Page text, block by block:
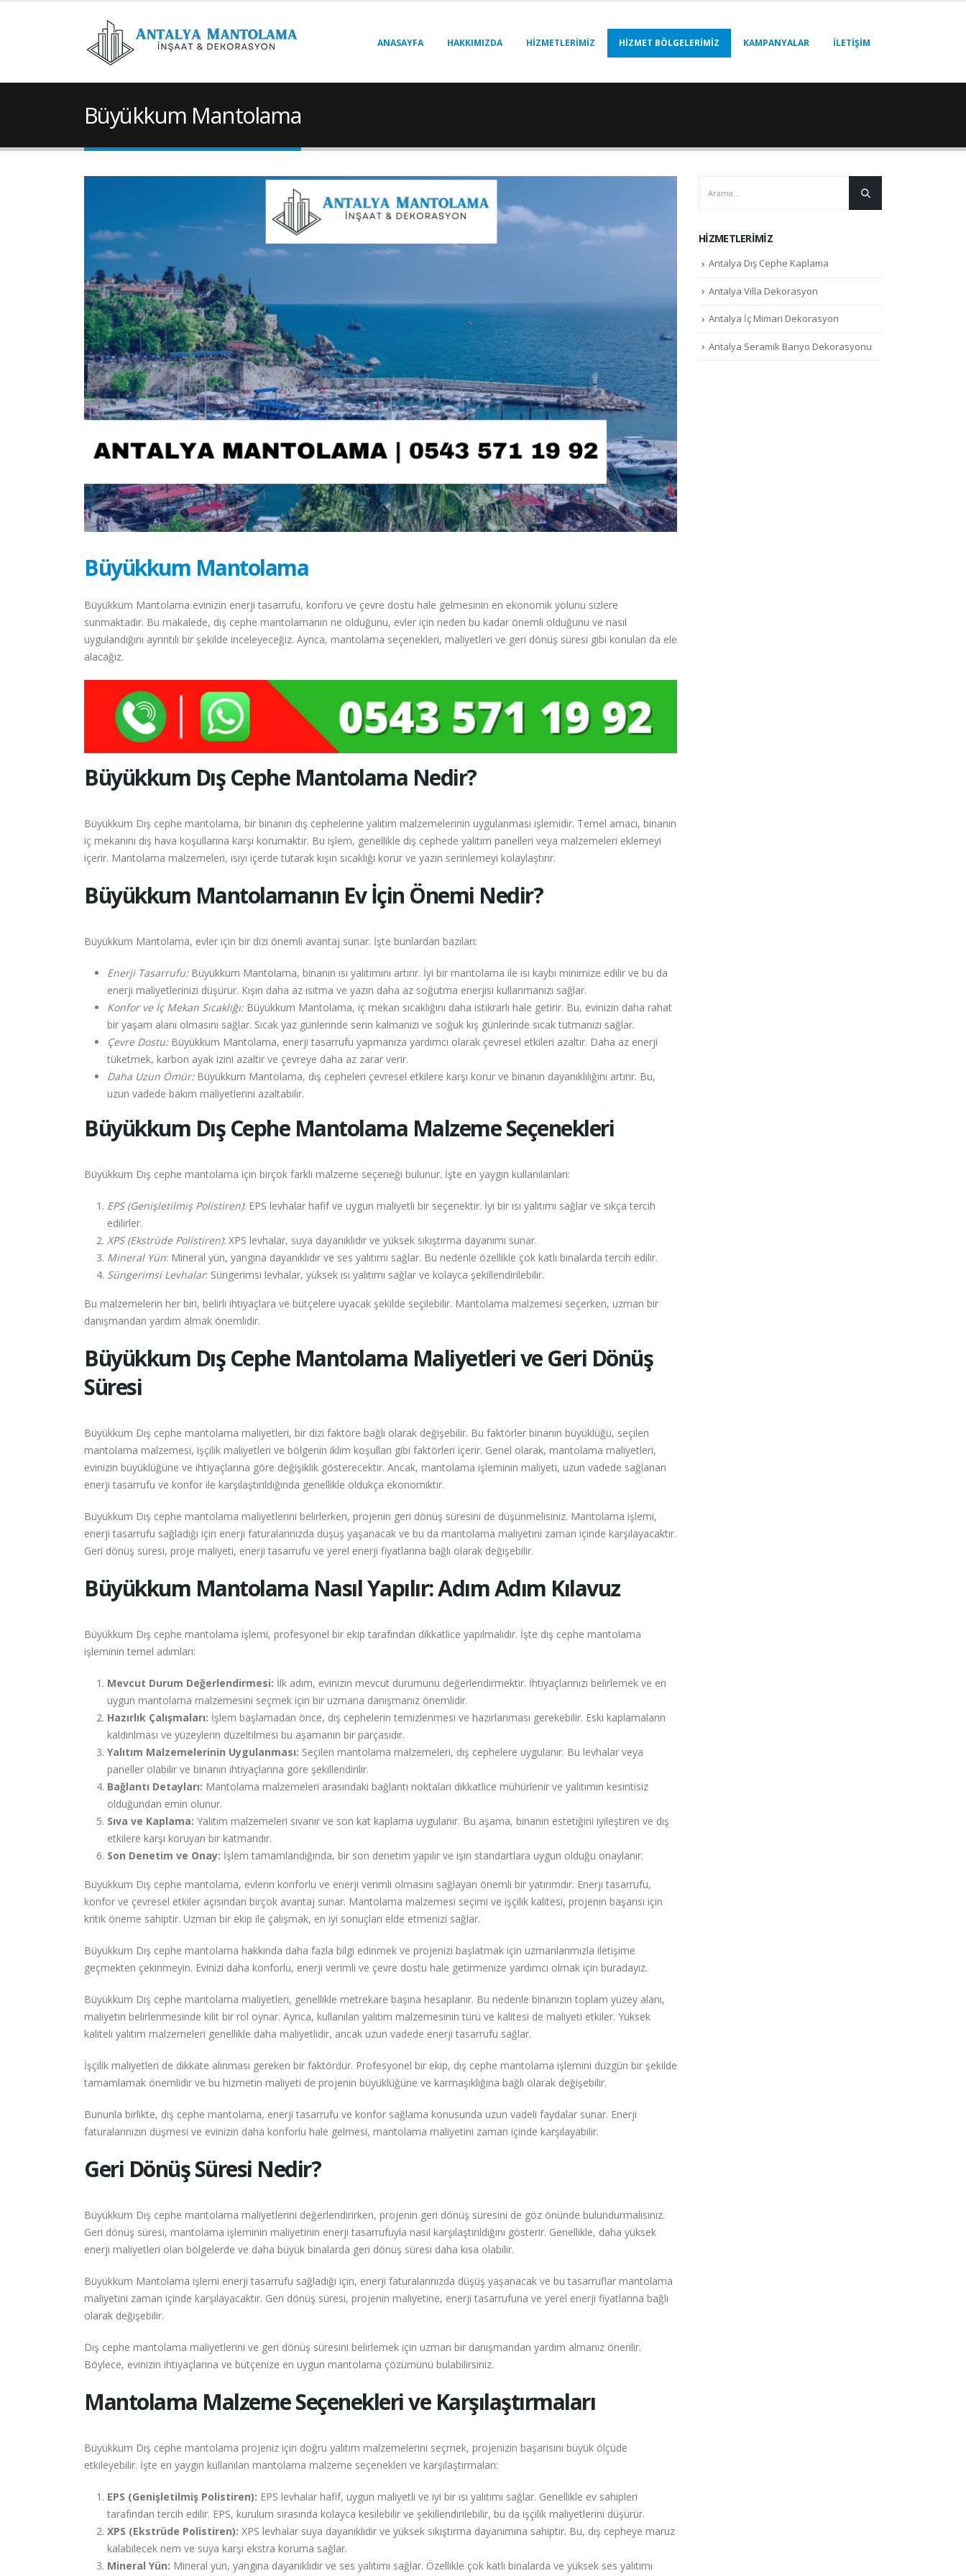
ANASAYFA HAKKIMIZDA HIZMETLERIMIZ HIZMET BÖLGELERIMIZ KAMPANYALAR İLETIŞIM
Büyükkum Mantolama
Büyükkum Mantolama
Büyükkum Mantolama evinizin enerji tasarrufu, konforu ve çevre dostu hale gelmesinin en ekonomik yolunu sizlere
sunmaktadır. Bu makalede, dış cephe mantolamanın ne olduğunu, evler için neden bu kadar önemli olduğunu ve nasıl
uygulandığını ayrıntılı bir şekilde inceleyeceğiz. Ayrıca, mantolama seçenekleri, maliyetleri ve geri dönüş süresi gibi konuları da ele
alacağız.
Büyükkum Dış Cephe Mantolama Nedir?
Büyükkum Dış cephe mantolama, bir binanın dış cephelerine yalıtım malzemelerinin uygulanması işlemidir. Temel amacı, binanın
iç mekanını dış hava koşullarına karşı korumaktır. Bu işlem, genellikle dış cephede yalıtım panelleri veya malzemeleri eklemeyi
içerir. Mantolama malzemeleri, ısıyı içerde tutarak kışın sıcaklığı korur ve yazın serinlemeyi kolaylaştırır.
Büyükkum Mantolamanın Ev İçin Önemi Nedir?
Büyükkum Mantolama, evler için bir dizi önemli avantaj sunar. İşte bunlardan bazıları:
Enerji Tasarrufu:Büyükkum Mantolama, binanın ısı yalıtımını artırır. İyi bir mantolama ile ısı kaybı minimize edilir ve bu da
enerji maliyetlerinizi düşürür. Kışın daha az ısıtma ve yazın daha az soğutma enerjisi kullanmanızı sağlar.
Konfor ve İç Mekan Sıcaklığı:Büyükkum Mantolama, iç mekan sıcaklığını daha istikrarlı hale getirir. Bu, evinizin daha rahat
bir yaşam alanı olmasını sağlar. Sıcak yaz günlerinde serin kalmanızı ve soğuk kış günlerinde sıcak tutmanızı sağlar.
Çevre Dostu:Büyükkum Mantolama, enerji tasarrufu yapmanıza yardımcı olarak çevresel etkileri azaltır. Daha az enerji
tüketmek, karbon ayak izini azaltır ve çevreye daha az zarar verir.
Daha Uzun Ömür:Büyükkum Mantolama, dış cepheleri çevresel etkilere karşı korur ve binanın dayanıklılığını artırır. Bu,
uzun vadede bakım maliyetlerini azaltabilir.
Büyükkum Dış Cephe Mantolama Malzeme Seçenekleri
Büyükkum Dış cephe mantolama için birçok farklı malzeme seçeneği bulunur. İşte en yaygın kullanılanları:
EPS (Genişletilmiş Polistiren): EPS levhalar hafif ve uygun maliyetli bir seçenektir. İyi bir ısı yalıtımı sağlar ve sıkça tercih
edilirler.
XPS (Ekstrüde Polistiren): XPS levhalar, suya dayanıklıdır ve yüksek sıkıştırma dayanımı sunar.
Mineral Yün: Mineral yün, yangına dayanıklıdır ve ses yalıtımı sağlar. Bu nedenle özellikle çok katlı binalarda tercih edilir.
Süngerimsi Levhalar: Süngerimsi levhalar, yüksek ısı yalıtımı sağlar ve kolayca şekillendirilebilir.
Bu malzemelerin her biri, belirli ihtiyaçlara ve bütçelere uyacak şekilde seçilebilir. Mantolama malzemesi seçerken, uzman bir
danışmandan yardım almak önemlidir.
Büyükkum Dış Cephe Mantolama Maliyetleri ve Geri Dönüş
Süresi
Büyükkum Dış cephe mantolama maliyetleri, bir dizi faktöre bağlı olarak değişebilir. Bu faktörler binanın büyüklüğü, seçilen
mantolama malzemesi, işçilik maliyetleri ve bölgenin iklim koşulları gibi faktörleri içerir. Genel olarak, mantolama maliyetleri,
evinizin büyüklüğüne ve ihtiyaçlarına göre değişiklik gösterecektir. Ancak, mantolama işleminin maliyeti, uzun vadede sağlanan
enerji tasarrufu ve konfor ile karşılaştırıldığında genellikle oldukça ekonomiktir.
Büyükkum Dış cephe mantolama maliyetlerini belirlerken, projenin geri dönüş süresini de düşünmelisiniz. Mantolama işlemi,
enerji tasarrufu sağladığı için enerji faturalarınızda düşüş yaşanacak ve bu da mantolama maliyetini zaman içinde karşılayacaktır.
Geri dönüş süresi, proje maliyeti, enerji tasarrufu ve yerel enerji fiyatlarına bağlı olarak değişebilir.
Büyükkum Mantolama Nasıl Yapılır: Adım Adım Kılavuz
Büyükkum Dış cephe mantolama işlemi, profesyonel bir ekip tarafından dikkatlice yapılmalıdır. İşte dış cephe mantolama
işleminin temel adımları:
Mevcut Durum Değerlendirmesi: İlk adım, evinizin mevcut durumunu değerlendirmektir. İhtiyaçlarınızı belirlemek ve en
uygun mantolama malzemesini seçmek için bir uzmana danışmanız önemlidir.
Hazırlık Çalışmaları: İşlem başlamadan önce, dış cephelerin temizlenmesi ve hazırlanması gerekebilir. Eski kaplamaların
kaldırılması ve yüzeylerin düzeltilmesi bu aşamanın bir parçasıdır.
Yalıtım Malzemelerinin Uygulanması: Seçilen mantolama malzemeleri, dış cephelere uygulanır. Bu levhalar veya
paneller olabilir ve binanın ihtiyaçlarına göre şekillendirilir.
Bağlantı Detayları: Mantolama malzemeleri arasındaki bağlantı noktaları dikkatlice mühürlenir ve yalıtımın kesintisiz
olduğundan emin olunur.
Sıva ve Kaplama: Yalıtım malzemeleri sıvanır ve son kat kaplama uygulanır. Bu aşama, binanın estetiğini iyileştiren ve dış
etkilere karşı koruyan bir katmandır.
Son Denetim ve Onay: İşlem tamamlandığında, bir son denetim yapılır ve işin standartlara uygun olduğu onaylanır.
Büyükkum Dış cephe mantolama, evlerin konforlu ve enerji verimli olmasını sağlayan önemli bir yatırımdır. Enerji tasarrufu,
konfor ve çevresel etkiler açısından birçok avantaj sunar. Mantolama malzemesi seçimi ve işçilik kalitesi, projenin başarısı için
kritik öneme sahiptir. Uzman bir ekip ile çalışmak, en iyi sonuçları elde etmenizi sağlar.
Büyükkum Dış cephe mantolama hakkında daha fazla bilgi edinmek ve projenizi başlatmak için uzmanlarımızla iletişime
geçmekten çekinmeyin. Evinizi daha konforlu, enerji verimli ve çevre dostu hale getirmenize yardımcı olmak için buradayız.
Büyükkum Dış cephe mantolama maliyetleri, genellikle metrekare başına hesaplanır. Bu nedenle binanızın toplam yüzey alanı,
maliyetin belirlenmesinde kilit bir rol oynar. Ayrıca, kullanılan yalıtım malzemesinin türü ve kalitesi de maliyeti etkiler. Yüksek
kaliteli yalıtım malzemeleri genellikle daha maliyetlidir, ancak uzun vadede enerji tasarrufu sağlar.
İşçilik maliyetleri de dikkate alınması gereken bir faktördür. Profesyonel bir ekip, dış cephe mantolama işlemini düzgün bir şekilde
tamamlamak önemlidir ve bu hizmetin maliyeti de projenin büyüklüğüne ve karmaşıklığına bağlı olarak değişebilir.
Bununla birlikte, dış cephe mantolama, enerji tasarrufu ve konfor sağlama konusunda uzun vadeli faydalar sunar. Enerji
faturalarınızın düşmesi ve evinizin daha konforlu hale gelmesi, mantolama maliyetini zaman içinde karşılayabilir.
Geri Dönüş Süresi Nedir?
Büyükkum Dış cephe mantolama maliyetlerini değerlendirirken, projenin geri dönüş süresini de göz önünde bulundurmalısınız.
Geri dönüş süresi, mantolama işleminin maliyetinin enerji tasarrufuyla nasıl karşılaştırıldığını gösterir. Genellikle, daha yüksek
enerji maliyetleri olan bölgelerde ve daha büyük binalarda geri dönüş süresi daha kısa olabilir.
Büyükkum Mantolama işlemi enerji tasarrufu sağladığı için, enerji faturalarınızda düşüş yaşanacak ve bu tasarruflar mantolama
maliyetini zaman içinde karşılayacaktır. Geri dönüş süresi, projenin maliyetine, enerji tasarrufuna ve yerel enerji fiyatlarına bağlı
olarak değişebilir.
Dış cephe mantolama maliyetlerini ve geri dönüş süresini belirlemek için uzman bir danışmandan yardım almanız önerilir.
Böylece, evinizin ihtiyaçlarına ve bütçenize en uygun mantolama çözümünü bulabilirsiniz.
Mantolama Malzeme Seçenekleri ve Karşılaştırmaları
Büyükkum Dış cephe mantolama projeniz için doğru yalıtım malzemelerini seçmek, projenizin başarısını büyük ölçüde
etkileyebilir. İşte en yaygın kullanılan mantolama malzeme seçenekleri ve karşılaştırmaları:
EPS (Genişletilmiş Polistiren): EPS levhalar hafif, uygun maliyetli ve iyi bir ısı yalıtımı sağlar. Genellikle ev sahipleri
tarafından tercih edilir. EPS, kurulum sırasında kolayca kesilebilir ve şekillendirilebilir, bu da işçilik maliyetlerini düşürür.
XPS (Ekstrüde Polistiren): XPS levhalar suya dayanıklıdır ve yüksek sıkıştırma dayanımına sahiptir. Bu, dış cepheye maruz
kalabilecek nem ve suya karşı ekstra koruma sağlar.
Mineral Yün: Mineral yün, yangına dayanıklıdır ve ses yalıtımı sağlar. Özellikle çok katlı binalarda ve yüksek ses yalıtımı
HIZMETLERIMIZ
Antalya Dış Cephe Kaplama
Antalya Villa Dekorasyon
Antalya İç Mimari Dekorasyon
Antalya Seramik Banyo Dekorasyonu